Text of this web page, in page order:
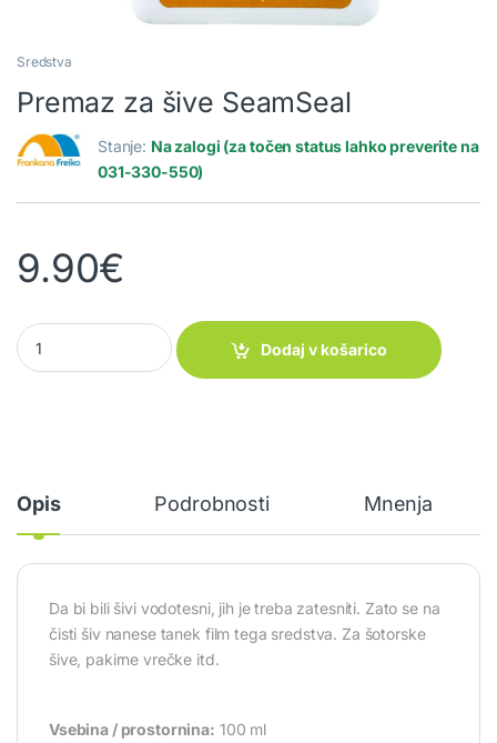
Sredstva
Premaz za šive SeamSeal
Stanje: Na zalogi (za točen status lahko preverite na
031-330-550)
9.90€
Premaz za šive SeamSeal quantity
Dodaj v košarico
Opis Podrobnosti Mnenja
Da bi bili šivi vodotesni, jih je treba zatesniti. Zato se na
čisti šiv nanese tanek film tega sredstva. Za šotorske
šive, pakirne vrečke itd.
Vsebina / prostornina: 100 ml